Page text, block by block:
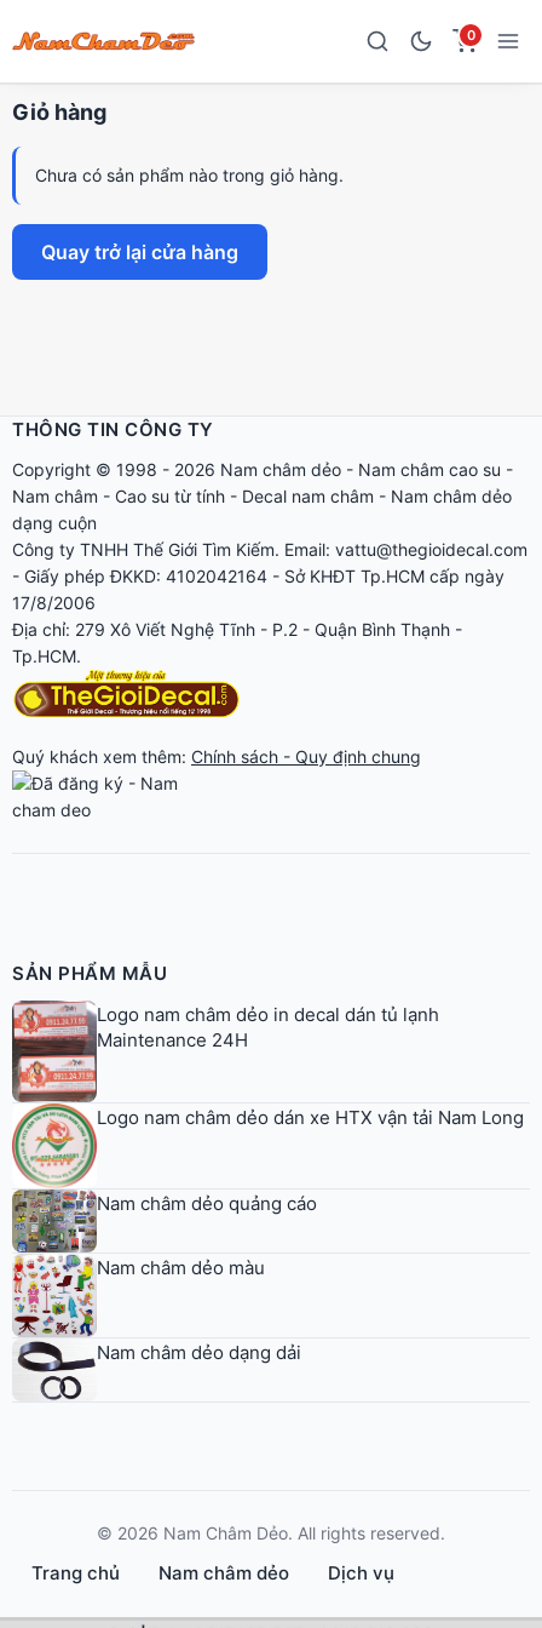
0
Giỏ hàng
Chưa có sản phẩm nào trong giỏ hàng.
Quay trở lại cửa hàng
THÔNG TIN CÔNG TY
Copyright © 1998 - 2026 Nam châm dẻo - Nam châm cao su -
Nam châm - Cao su từ tính - Decal nam châm - Nam châm dẻo
dạng cuộn
Công ty TNHH Thế Giới Tìm Kiếm. Email: vattu@thegioidecal.com
- Giấy phép ĐKKD: 4102042164 - Sở KHĐT Tp.HCM cấp ngày
17/8/2006
Địa chỉ: 279 Xô Viết Nghệ Tĩnh - P.2 - Quận Bình Thạnh -
Tp.HCM.
Quý khách xem thêm: Chính sách - Quy định chung
SẢN PHẨM MẪU
Logo nam châm dẻo in decal dán tủ lạnh
Maintenance 24H
Logo nam châm dẻo dán xe HTX vận tải Nam Long
Nam châm dẻo quảng cáo
Nam châm dẻo màu
Nam châm dẻo dạng dải
© 2026 Nam Châm Dẻo. All rights reserved.
Trang chủ Nam châm dẻo Dịch vụ